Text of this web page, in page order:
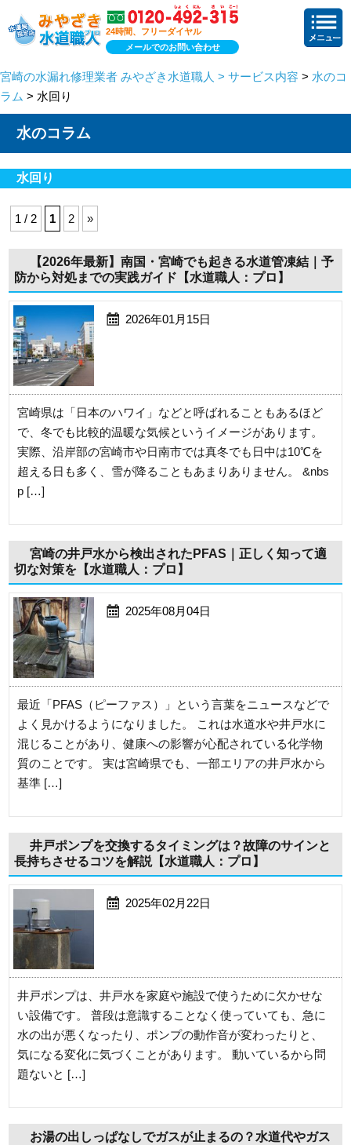
24時間、フリーダイヤル
メールでのお問い合わせ
宮崎の水漏れ修理業者 みやざき水道職人 > サービス内容 > 水のコ
ラム > 水回り
水のコラム
水回り
1 / 2 1 2 »
【2026年最新】南国・宮崎でも起きる水道管凍結｜予
防から対処までの実践ガイド【水道職人：プロ】
2026年01月15日
宮崎県は「日本のハワイ」などと呼ばれることもあるほど
で、冬でも比較的温暖な気候というイメージがあります。
実際、沿岸部の宮崎市や日南市では真冬でも日中は10℃を
超える日も多く、雪が降ることもあまりありません。 &nbs
p […]
宮崎の井戸水から検出されたPFAS｜正しく知って適
切な対策を【水道職人：プロ】
2025年08月04日
最近「PFAS（ピーファス）」という言葉をニュースなどで
よく見かけるようになりました。 これは水道水や井戸水に
混じることがあり、健康への影響が心配されている化学物
質のことです。 実は宮崎県でも、一部エリアの井戸水から
基準 […]
井戸ポンプを交換するタイミングは？故障のサインと
長持ちさせるコツを解説【水道職人：プロ】
2025年02月22日
井戸ポンプは、井戸水を家庭や施設で使うために欠かせな
い設備です。 普段は意識することなく使っていても、急に
水の出が悪くなったり、ポンプの動作音が変わったりと、
気になる変化に気づくことがあります。 動いているから問
題ないと […]
お湯の出しっぱなしでガスが止まるの？水道代やガス